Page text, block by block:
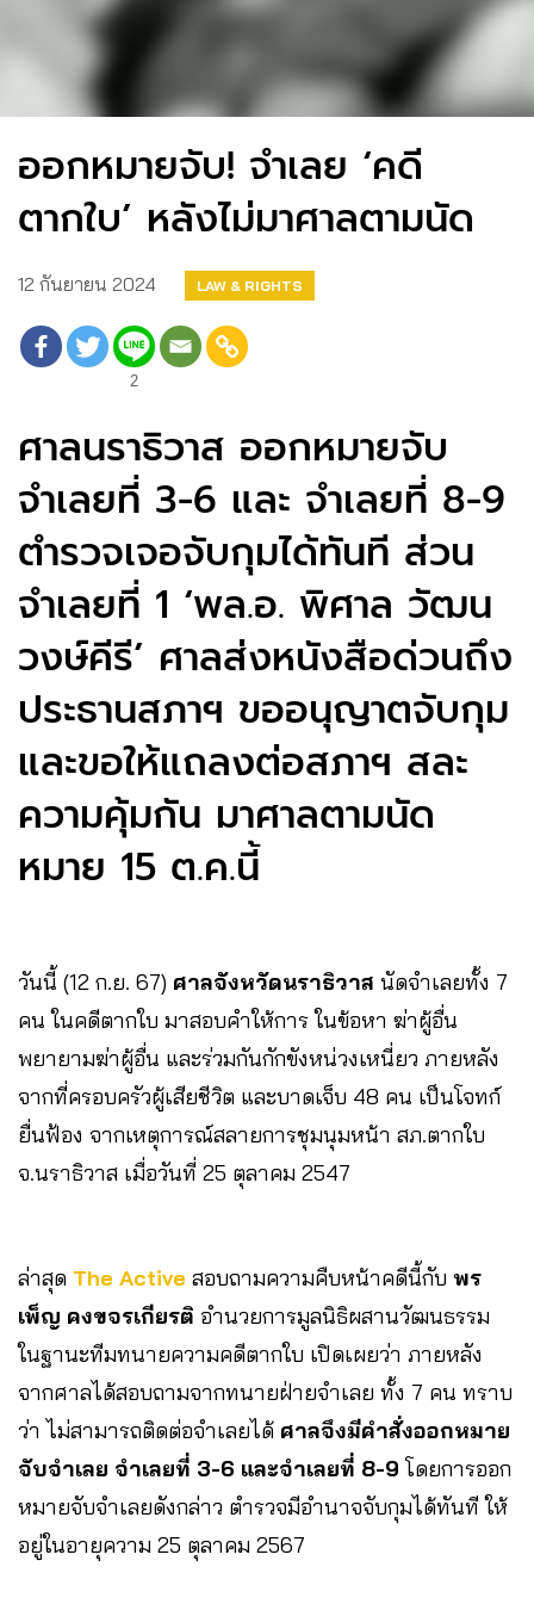
ออกหมายจับ! จำเลย ‘คดี
ตากใบ’ หลังไม่มาศาลตามนัด
12 กันยายน 2024 LAW & RIGHTS
2
ศาลนราธิวาส ออกหมายจับ
จำเลยที่ 3-6 และ จำเลยที่ 8-9
ตำรวจเจอจับกุมได้ทันที ส่วน
จำเลยที่ 1 ‘พล.อ. พิศาล วัฒน
วงษ์คีรี’ ศาลส่งหนังสือด่วนถึง
ประธานสภาฯ ขออนุญาตจับกุม
และขอให้แถลงต่อสภาฯ สละ
ความคุ้มกัน มาศาลตามนัด
หมาย 15 ต.ค.นี้
วันนี้ (12 ก.ย. 67) ศาลจังหวัดนราธิวาส นัดจำเลยทั้ง 7
คน ในคดีตากใบ มาสอบคำให้การ ในข้อหา ฆ่าผู้อื่น
พยายามฆ่าผู้อื่น และร่วมกันกักขังหน่วงเหนี่ยว ภายหลัง
จากที่ครอบครัวผู้เสียชีวิต และบาดเจ็บ 48 คน เป็นโจทก์
ยื่นฟ้อง จากเหตุการณ์สลายการชุมนุมหน้า สภ.ตากใบ
จ.นราธิวาส เมื่อวันที่ 25 ตุลาคม 2547
ล่าสุด The Active สอบถามความคืบหน้าคดีนี้กับ พร
เพ็ญ คงขจรเกียรติ อำนวยการมูลนิธิผสานวัฒนธรรม
ในฐานะทีมทนายความคดีตากใบ เปิดเผยว่า ภายหลัง
จากศาลได้สอบถามจากทนายฝ่ายจำเลย ทั้ง 7 คน ทราบ
ว่า ไม่สามารถติดต่อจำเลยได้ ศาลจึงมีคำสั่งออกหมาย
จับจำเลย จำเลยที่ 3-6 และจำเลยที่ 8-9 โดยการออก
หมายจับจำเลยดังกล่าว ตำรวจมีอำนาจจับกุมได้ทันที ให้
อยู่ในอายุความ 25 ตุลาคม 2567